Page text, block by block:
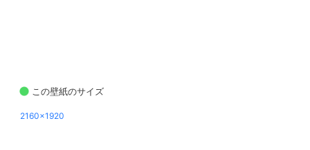
この壁紙のサイズ
2160x1920